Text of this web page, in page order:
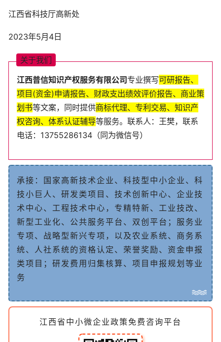
江西省科技厅高新处
2023年5月4日
关于我们
江西普信知识产权服务有限公司专业撰写可研报告、
项目(资金)申请报告、 财政支出绩效评价报告、 商业策
划书等文案， 同时提供商标代理、 专利交易、 知识产
权咨询、 体系认证辅导等服务。 联系人 ：王樊， 联系
电话： 13755286134 （同为微信号）
承接 ： 国 家 高新技 术企业 、 科技 型 中小企业 、 科
技小 巨 人 、 研发 类项 目 、 技 术创新中 心、企业技
术中心、工程技术中心 ， 专精特新、 工 业技 改、
新型 工 业 化、 公共服 务平台 、 双创平台 ； 服 务业
专项、 战略型新兴专项 ， 以 及农 业 系统、 商务 系
统、 人 社 系统的 资格认 定 、 荣誉奖励 、 资金申报
类项 目 ； 研发 费 用 归集核算、 项 目 申报规划等业
务
江西省中小微企业政策免费咨询平台